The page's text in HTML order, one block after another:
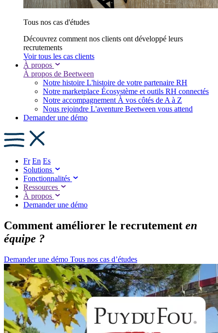
Tous nos cas d'études
Découvrez comment nos clients ont développé leurs
recrutements
Voir tous les cas clients
À propos
À propos de Beetween
Notre histoire L'histoire de votre partenaire RH
Notre marketplace Écosystème et outils RH connectés
Notre accompagnement À vos côtés de A à Z
Nous rejoindre L'aventure Beetween vous attend
Demander une démo
Fr En Es
Solutions
Fonctionnalités
Ressources
À propos
Demander une démo
Comment améliorer le recrutement en
équipe ?
Demander une démo Tous nos cas d’études